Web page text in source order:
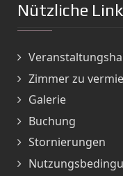
Nützliche
Zimmer zu
Galerie
Buchung
Stornierungen